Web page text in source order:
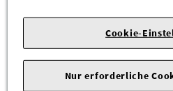
Cookie-
Nur erforderliche